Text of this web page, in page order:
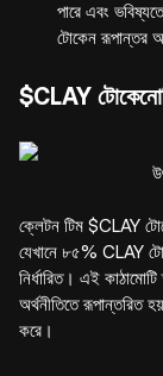
পারে এবং
টোকেন রূপান্তর
$CLAY
ক্লেটন টিম $CLAY
যেখানে ৮৫% CLAY
নির্ধারিত। এই
অর্থনীতিতে রূপান্তরিত
করে।